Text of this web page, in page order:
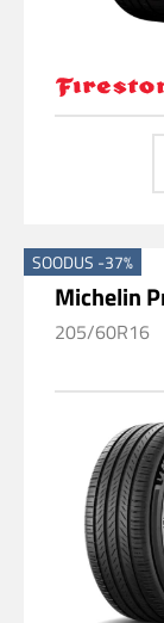
SOODUS -37%
Michelin
205/60R16